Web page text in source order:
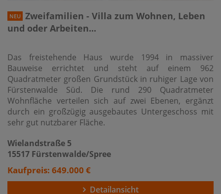
NEU
Zweifamilien - Villa zum Wohnen, Leben
und oder Arbeiten...
Das freistehende Haus wurde 1994 in massiver
Bauweise errichtet und steht auf einem 962
Quadratmeter großen Grundstück in ruhiger Lage von
Fürstenwalde Süd. Die rund 290 Quadratmeter
Wohnfläche verteilen sich auf zwei Ebenen, ergänzt
durch ein großzügig ausgebautes Untergeschoss mit
sehr gut nutzbarer Fläche.
Wielandstraße 5
15517 Fürstenwalde/Spree
Kaufpreis: 649.000 €
Detailansicht